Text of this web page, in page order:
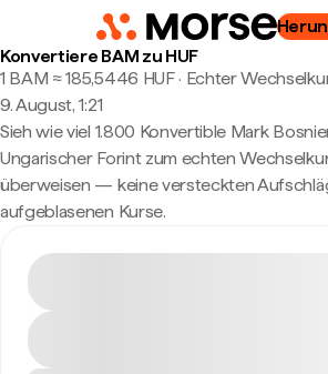
Konvertiere BAM zu HUF
1 BAM ≈ 185,5446 HUF · Echter
9. August, 1:21
Sieh wie viel 1.800 Konvertible Mark
Ungarischer Forint zum echten
überweisen — keine versteckten
aufgeblasenen Kurse.